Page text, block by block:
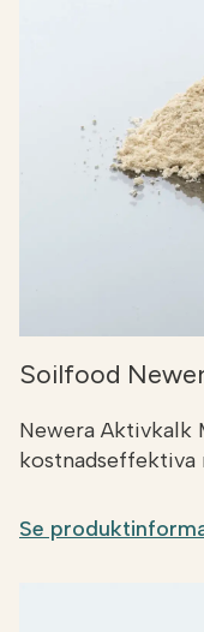
Soilfood
Newera Aktivkalk
kostnadseffektiva
Se